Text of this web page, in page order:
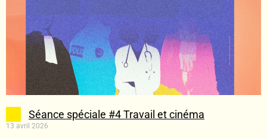
Séance spéciale #4 Travail et cinéma
13 avril 2026